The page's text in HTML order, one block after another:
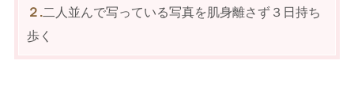
２.二人並んで写っている写真を肌身離さず３日持ち
歩く